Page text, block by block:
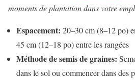
moments de plantation dans votre
Espacement: 20–30 cm (8–12 po)
45 cm (12–18 po) entre les rangées
Méthode de semis de graines:
dans le sol ou commencer dans des